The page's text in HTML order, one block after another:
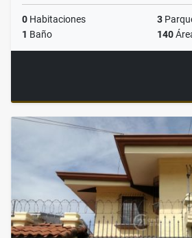
0 Habitaciones 3
1 Baño 140